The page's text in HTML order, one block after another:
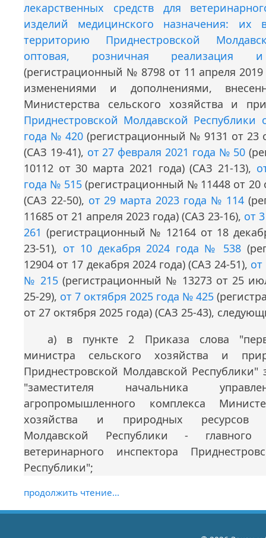
лекарственных средств для
изделий медицинского назначения: их
территорию Приднестровской
оптовая, розничная реализация и
(регистрационный № 8798 от 11 апреля 2019
изменениями и дополнениями,
Министерства сельского хозяйства и
Приднестровской Молдавской Республики
года № 420 (регистрационный № 9131 от 23
(САЗ 19-41), от 27 февраля 2021 года № 50
10112 от 30 марта 2021 года) (САЗ 21-13),
года № 515(регистрационный № 11448 от 20
(САЗ 22-50), от 29 марта 2023 года № 114
11685 от 21 апреля 2023 года) (САЗ 23-16), от
261 (регистрационный № 12164 от 18
23-51), от 10 декабря 2024 года № 538
12904 от 17 декабря 2024 года) (САЗ 24-51),
№ 215(регистрационный № 13273 от 25
25-29), от 7 октября 2025 года № 425
от 27 октября 2025 года) (САЗ 25-43),
а) в пункте 2 Приказа слова
министра сельского хозяйства и
Приднестровской Молдавской Республики"
"заместителя начальника
агропромышленного комплекса
хозяйства и природных ресурсов
Молдавской Республики - главного
ветеринарного инспектора
Республики";
продолжить чтение...